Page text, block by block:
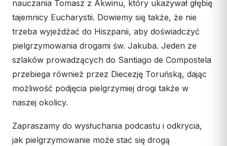
„GŁOS Z TORUNIA"
Archiwum
Współpraca
Msze święte online
nauczania Tomasz z Akwinu, który ukazywał głębię
tajemnicy Eucharystii. Dowiemy się także, że nie
trzeba wyjeżdżać do Hiszpanii, aby doświadczyć
pielgrzymowania drogami św. Jakuba. Jeden ze
szlaków prowadzących do Santiago de Compostela
przebiega również przez Diecezję Toruńską, dając
możliwość podjęcia pielgrzymiej drogi także w
naszej okolicy.
Zapraszamy do wysłuchania podcastu i odkrycia,
jak pielgrzymowanie może stać się drogą